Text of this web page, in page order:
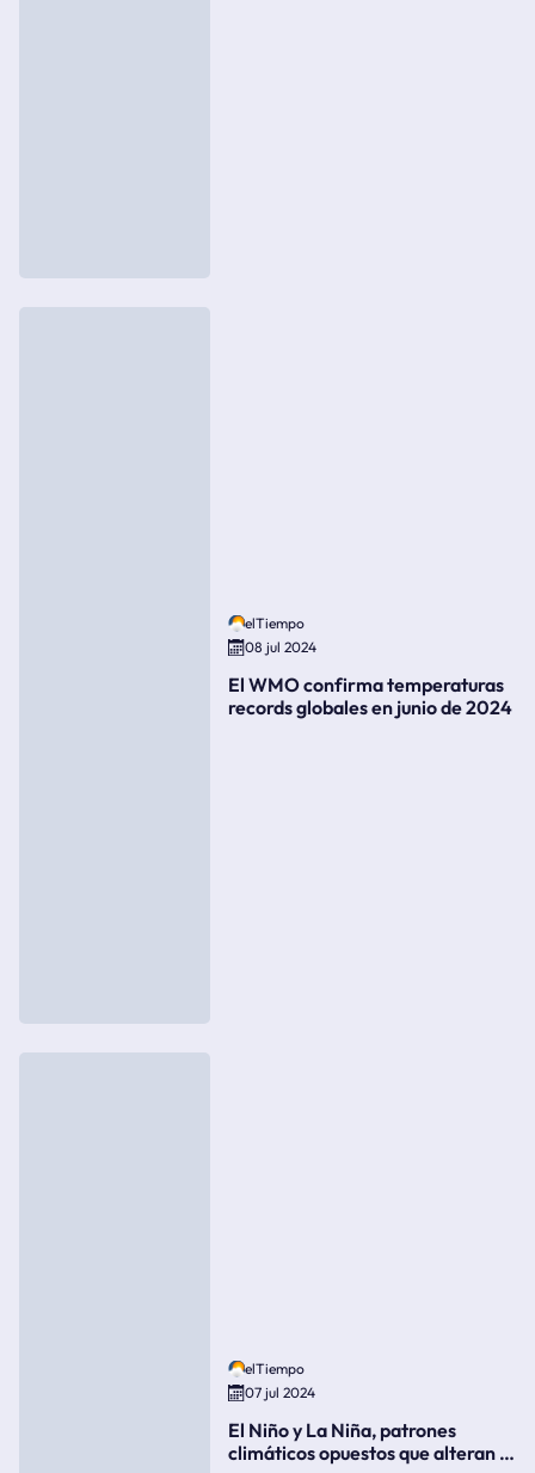
elTiempo
08 jul 2024
El WMO confirma temperaturas
records globales en junio de 2024
elTiempo
07 jul 2024
El Niño y La Niña, patrones
climáticos opuestos que alteran la